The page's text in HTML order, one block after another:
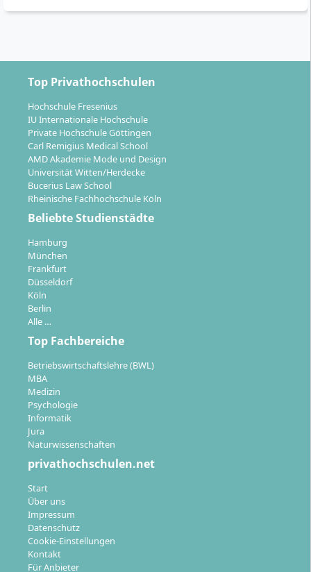
Top Privathochschulen
Hochschule Fresenius
IU Internationale Hochschule
Private Hochschule Göttingen
Carl Remigius Medical School
AMD Akademie Mode und Design
Universität Witten/Herdecke
Bucerius Law School
Rheinische Fachhochschule Köln
Beliebte Studienstädte
Hamburg
München
Frankfurt
Düsseldorf
Köln
Berlin
Alle …
Top Fachbereiche
Betriebswirtschaftslehre (BWL)
MBA
Medizin
Psychologie
Informatik
Jura
Naturwissenschaften
privathochschulen.net
Start
Über uns
Impressum
Datenschutz
Cookie-Einstellungen
Kontakt
Für Anbieter